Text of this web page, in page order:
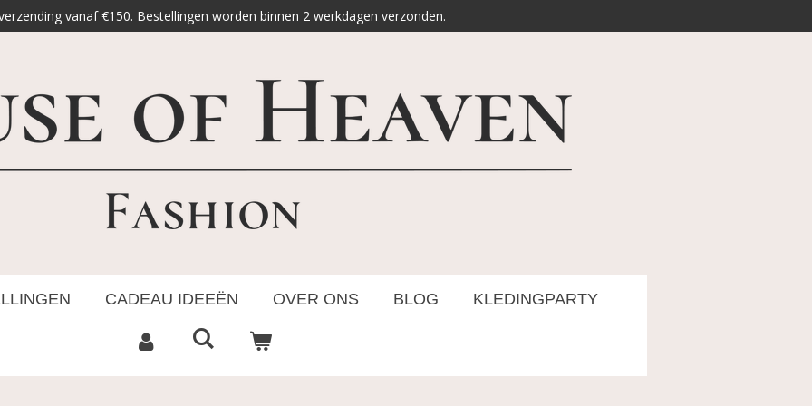
vanaf €150. Bestellingen worden binnen 2 werkdagen verzonden.
CADEAU IDEEËN OVER ONS BLOG KLEDINGPARTY